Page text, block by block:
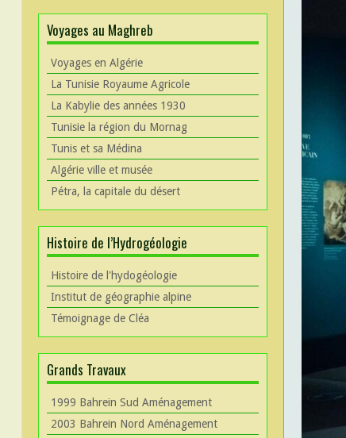
Voyages au Maghreb
Voyages en Algérie
La Tunisie Royaume Agricole
La Kabylie des années 1930
Tunisie la région du Mornag
Tunis et sa Médina
Algérie ville et musée
Pétra, la capitale du désert
Histoire de l’Hydrogéologie
Histoire de l'hydogéologie
Institut de géographie alpine
Témoignage de Cléa
Grands Travaux
1999 Bahrein Sud Aménagement
2003 Bahrein Nord Aménagement